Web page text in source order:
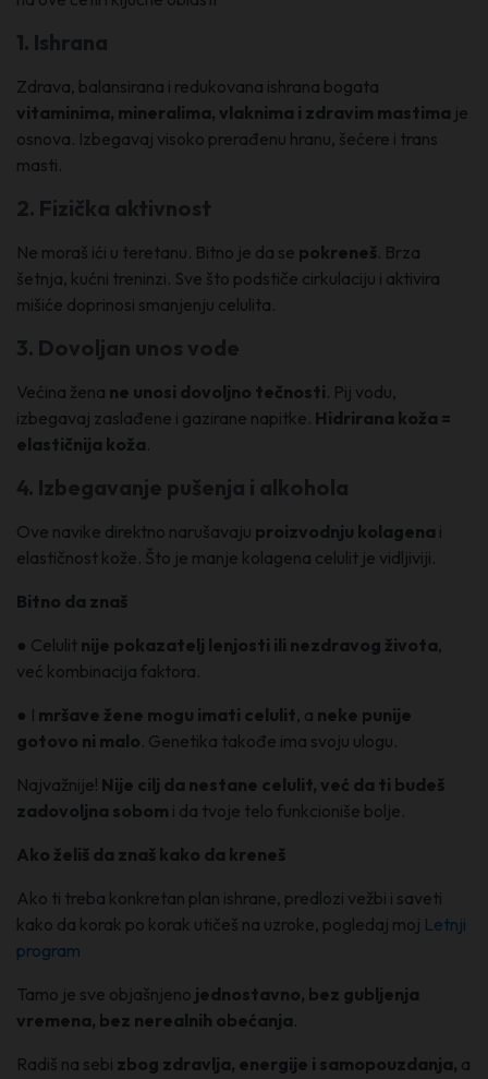
1. Ishrana
Zdrava, balansirana i redukovana ishrana bogata
vitaminima, mineralima, vlaknima i zdravim mastima je
osnova. Izbegavaj visoko prerađenu hranu, šećere i trans
masti.
2. Fizička aktivnost
Ne moraš ići u teretanu. Bitno je da se pokreneš. Brza
šetnja, kućni treninzi. Sve što podstiče cirkulaciju i aktivira
mišiće doprinosi smanjenju celulita.
3. Dovoljan unos vode
Većina žena ne unosi dovoljno tečnosti. Pij vodu,
izbegavaj zaslađene i gazirane napitke. Hidrirana koža =
elastičnija koža.
4. Izbegavanje pušenja i alkohola
Ove navike direktno narušavaju proizvodnju kolagena i
elastičnost kože. Što je manje kolagena celulit je vidljiviji.
Bitno da znaš
● Celulit nije pokazatelj lenjosti ili nezdravog života,
već kombinacija faktora.
● I mršave žene mogu imati celulit, a neke punije
gotovo ni malo. Genetika takođe ima svoju ulogu.
Najvažnije! Nije cilj da nestane celulit, već da ti budeš
zadovoljna sobom i da tvoje telo funkcioniše bolje.
Ako želiš da znaš kako da kreneš
Ako ti treba konkretan plan ishrane, predlozi vežbi i saveti
kako da korak po korak utičeš na uzroke, pogledaj moj Letnji
program
Tamo je sve objašnjeno jednostavno, bez gubljenja
vremena, bez nerealnih obećanja.
Radiš na sebi zbog zdravlja, energije i samopouzdanja, a